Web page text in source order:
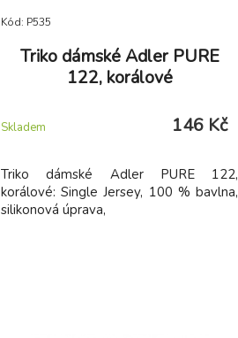
Kód: P535
Triko dámské Adler PURE
122, korálové
Skladem 146 Kč
Triko dámské Adler PURE 122,
korálové: Single Jersey, 100 % bavlna,
silikonová úprava,